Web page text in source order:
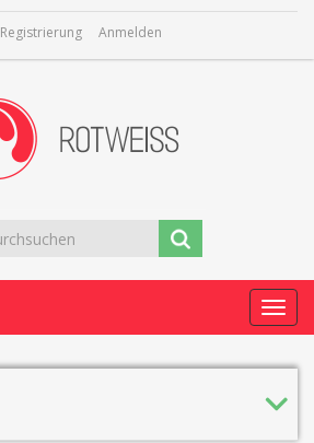
Registrierung Anmelden